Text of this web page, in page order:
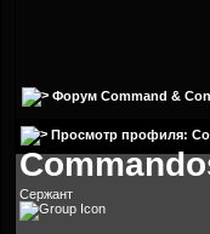
Форум Command &
Просмотр профиля:
Сержант